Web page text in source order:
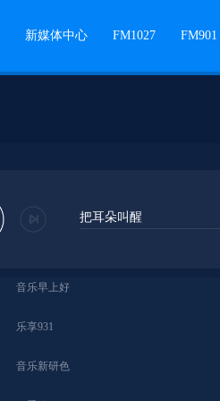
新媒体中心 FM1027 FM901
把耳朵叫醒
音乐早上好
乐享931
音乐新研色